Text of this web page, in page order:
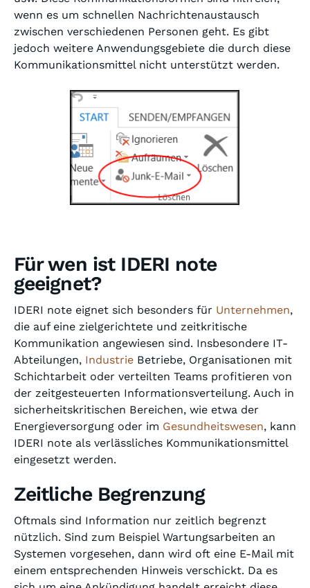
wenn es um schnellen Nachrichtenaustausch
zwischen verschiedenen Personen geht. Es gibt
jedoch weitere Anwendungsgebiete die durch diese
Kommunikationsmittel nicht unterstützt werden.
Für wen ist IDERI note
geeignet?
IDERI note eignet sich besonders für Unternehmen,
die auf eine zielgerichtete und zeitkritische
Kommunikation angewiesen sind. Insbesondere IT-
Abteilungen, IndustrieBetriebe, Organisationen mit
Schichtarbeit oder verteilten Teams profitieren von
der zeitgesteuerten Informationsverteilung. Auch in
sicherheitskritischen Bereichen, wie etwa der
Energieversorgung oder im Gesundheitswesen, kann
IDERI note als verlässliches Kommunikationsmittel
eingesetzt werden.
Zeitliche Begrenzung
Oftmals sind Information nur zeitlich begrenzt
nützlich. Sind zum Beispiel Wartungsarbeiten an
Systemen vorgesehen, dann wird oft eine E-Mail mit
einem entsprechenden Hinweis verschickt. Da es